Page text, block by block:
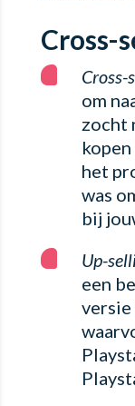
Cross-
Cross-
om
zocht
het
was
bij
Up-
een
versie